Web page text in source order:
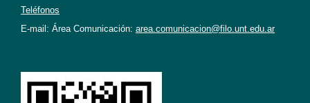
Teléfonos
E-mail: Área Comunicación: area.comunicacion@filo.unt.edu.ar